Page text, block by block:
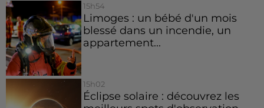
15h54
Limoges : un bébé d'un mois
blessé dans un incendie, un
appartement...
15h02
Éclipse solaire : découvrez les